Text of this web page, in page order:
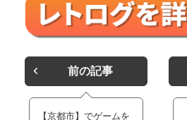
前の記事
【京都市】でゲームを